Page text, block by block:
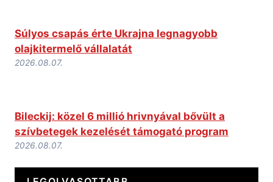
Súlyos csapás érte Ukrajna legnagyobb
olajkitermelő vállalatát
2026.08.07.
Bileckij: közel 6 millió hrivnyával bővült a
szívbetegek kezelését támogató program
2026.08.07.